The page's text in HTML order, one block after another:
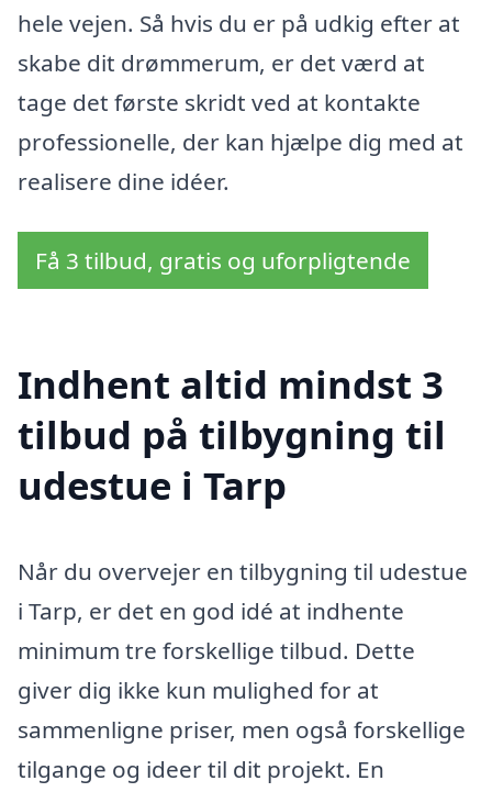
hele vejen. Så hvis du er på udkig efter at
skabe dit drømmerum, er det værd at
tage det første skridt ved at kontakte
professionelle, der kan hjælpe dig med at
realisere dine idéer.
Få 3 tilbud, gratis og uforpligtende
Indhent altid mindst 3
tilbud på tilbygning til
udestue i Tarp
Når du overvejer en tilbygning til udestue
i Tarp, er det en god idé at indhente
minimum tre forskellige tilbud. Dette
giver dig ikke kun mulighed for at
sammenligne priser, men også forskellige
tilgange og ideer til dit projekt. En